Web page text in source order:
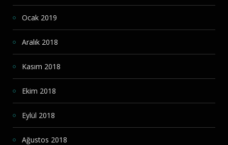
Ocak 2019
Aralık 2018
Kasım 2018
Ekim 2018
Eylül 2018
Ağustos 2018